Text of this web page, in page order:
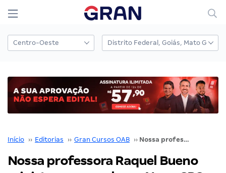
Início ›› Editorias ›› Gran Cursos OAB ›› Nossa professora Raquel Bueno ministra curso sobre o Novo CPC na Escola Superior de Advocacia-DF
Nossa professora Raquel Bueno